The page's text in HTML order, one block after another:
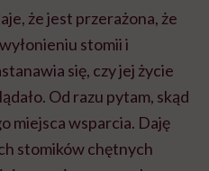
że jest przerażona, że
stomii i
się, czy jej życie
Od razu pytam, skąd
miejsca wsparcia. Daję
stomików chętnych